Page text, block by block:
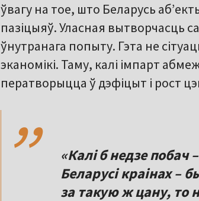
ўвагу на тое, што Беларусь
пазіцыяў. Уласная вытворчасць
ўнутранага попыту. Гэта не
эканомікі. Таму, калі імпарт
ператворыцца ў дэфіцыт і рост
,,
«Калі б недзе побач
Беларусі краінах –
за такую ж цану, то